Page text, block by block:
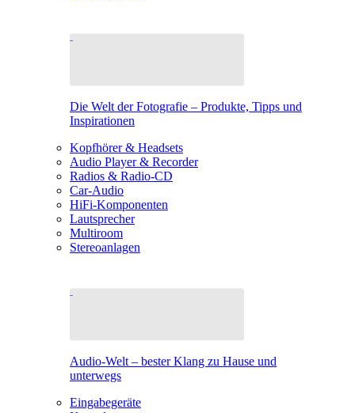
Die Welt der Fotografie – Produkte, Tipps und
Inspirationen
Kopfhörer & Headsets
Audio Player & Recorder
Radios & Radio-CD
Car-Audio
HiFi-Komponenten
Lautsprecher
Multiroom
Stereoanlagen
Audio-Welt – bester Klang zu Hause und
unterwegs
Eingabegeräte